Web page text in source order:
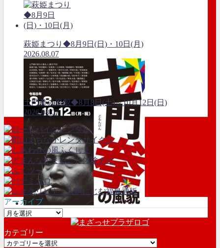
萩姫まつり◆8月9日(日)・10日(月)
2026.08.07
土門拳の風貌◆8月8日(土)～10月12日(日)
2026.08.07
アーカイブ
ア
カ
イ
カテゴリー
カ